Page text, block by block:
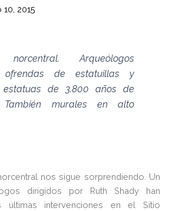
10, 2015
Arqueólogos
ofrendas de estatuillas y
de 3.800 años de
También murales en alto
nos sigue sorprendiendo. Un
dirigidos por Ruth Shady han
últimas intervenciones en el Sitio